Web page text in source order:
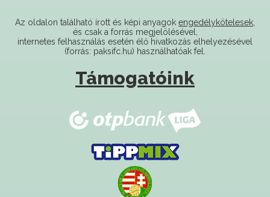
internetes felhasználás esetén élő hivatkozás elhelyezésével
(forrás: paksifc.hu) használhatóak fel.
Támogatóink